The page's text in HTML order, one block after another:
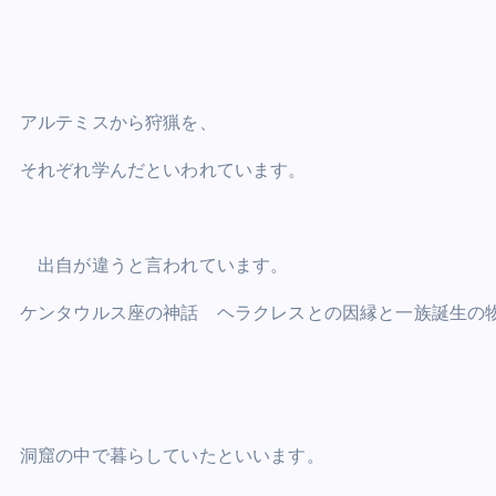
アルテミスから狩猟を、
それぞれ学んだといわれています。
出自が違うと言われています。
ケンタウルス座の神話 ヘラクレスとの因縁と一族誕生の
洞窟の中で暮らしていたといいます。